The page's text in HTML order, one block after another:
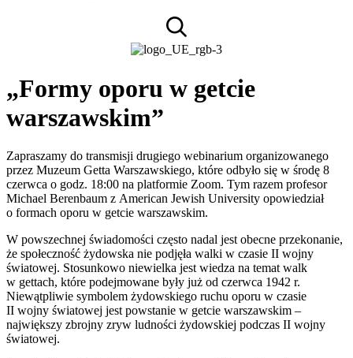
„Formy oporu w getcie
warszawskim”
Zapraszamy do transmisji drugiego webinarium organizowanego
przez Muzeum Getta Warszawskiego, które odbyło się w środę 8
czerwca o godz. 18:00 na platformie Zoom. Tym razem profesor
Michael Berenbaum z American Jewish University opowiedział
o formach oporu w getcie warszawskim.
W powszechnej świadomości często nadal jest obecne przekonanie,
że społeczność żydowska nie podjęła walki w czasie II wojny
światowej. Stosunkowo niewielka jest wiedza na temat walk
w gettach, które podejmowane były już od czerwca 1942 r.
Niewątpliwie symbolem żydowskiego ruchu oporu w czasie
II wojny światowej jest powstanie w getcie warszawskim –
największy zbrojny zryw ludności żydowskiej podczas II wojny
światowej.